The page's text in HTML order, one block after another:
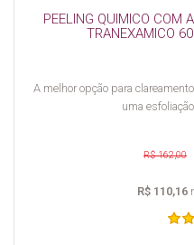
PEELING QUIMICO COM
TRANEXAMICO
A melhor opção para
uma
R$ 162,00
R$ 110,16